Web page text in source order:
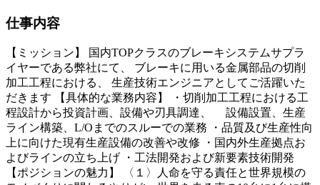
仕事内容
【ミッション】 国内TOPクラスのブレーキシステムサプラ
イヤーである弊社にて、 ブレーキに用いる金属部品の切削
加工工程における、 生産技術エンジニアとしてご活躍いた
だきます 【具体的な業務内容】 ・切削加工工程における工
程設計から投資計画、設備や刃具調達、 設備設置、生産
ライン構築、L/Oまでのスルーでの業務 ・品質及び生産性向
上に向けた現有生産設備の改善や改修 ・国内外生産拠点お
よびラインの立ち上げ ・工法開発および新要素技術開発
【ポジションの魅力】 〈１〉人命を守る責任と世界規模の